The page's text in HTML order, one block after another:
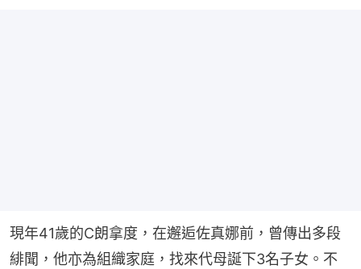
現年41歲的C朗拿度，在邂逅佐真娜前，曾傳出多段
緋聞，他亦為組織家庭，找來代母誕下3名子女。不